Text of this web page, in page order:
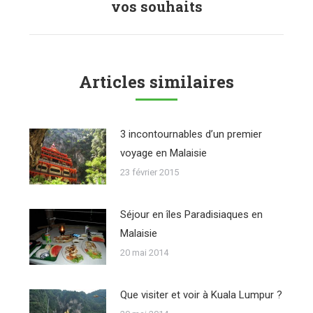
suivant
vos souhaits
Articles similaires
3 incontournables d’un premier
voyage en Malaisie
23 février 2015
Séjour en îles Paradisiaques en
Malaisie
20 mai 2014
Que visiter et voir à Kuala Lumpur ?